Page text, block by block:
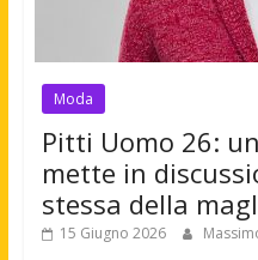
Moda
Pitti Uomo 26:
mette in
stessa della
15 Giugno 2026